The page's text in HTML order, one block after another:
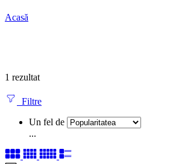
Acasă
1 rezultat
Filtre
Un fel de
...